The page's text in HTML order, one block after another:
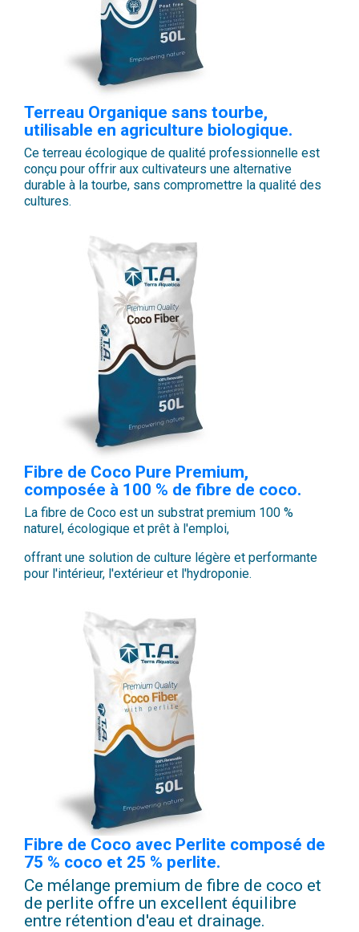
Terreau Organique sans tourbe,
utilisable en agriculture biologique.
Ce terreau écologique de qualité professionnelle est
conçu pour offrir aux cultivateurs une alternative
durable à la tourbe, sans compromettre la qualité des
cultures.
Fibre de Coco Pure Premium,
composée à 100 % de fibre de coco.
La fibre de Coco est un substrat premium 100 %
naturel, écologique et prêt à l'emploi,
offrant une solution de culture légère et performante
pour l'intérieur, l'extérieur et l'hydroponie.
Fibre de Coco avec Perlite composé de
75 % coco et 25 % perlite.
Ce mélange premium de fibre de coco et
de perlite offre un excellent équilibre
entre rétention d'eau et drainage.